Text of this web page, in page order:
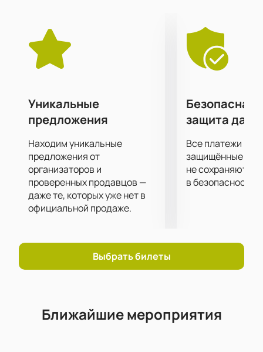
профессиональное освещение создадут
идеальные условия для проведения мероприятия и
комфортного отдыха гостей.
Чтобы стать частью этого музыкального события,
на вечеринку «Drum and Bass» в клубе «16 тонн»
можно на нашем сайте.
Уникальные
предложения
Находим уникальные
предложения от
организаторов и
проверенных продавцов —
даже те, которых уже нет в
официальной продаже.
Безопасная
защита
Все платежи
защищённые
не сохраняются
в безопасности.
Выбрать билеты
Ближайшие мероприятия